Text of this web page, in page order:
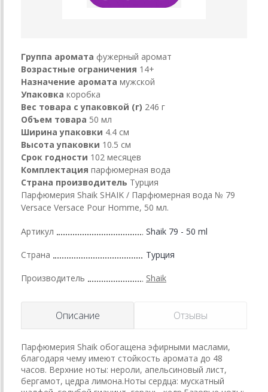
Группа аромата фужерный аромат
Возрастные ограничения 14+
Назначение аромата мужской
Упаковка коробка
Вес товара с упаковкой (г) 246 г
Объем товара 50 мл
Ширина упаковки 4.4 см
Высота упаковки 10.5 см
Срок годности 102 месяцев
Комплектация парфюмерная вода
Страна производитель Турция
Парфюмерия Shaik SHAIK / Парфюмерная вода № 79
Versace Versace Pour Homme, 50 мл.
Артикул Shaik 79 - 50 ml
Страна Турция
Производитель Shaik
Описание Отзывы
Парфюмерия Shaik обогащена эфирными маслами,
благодаря чему имеют стойкость аромата до 48
часов. Верхние ноты: нероли, апельсиновый лист,
бергамот, цедра лимона.Ноты сердца: мускатный